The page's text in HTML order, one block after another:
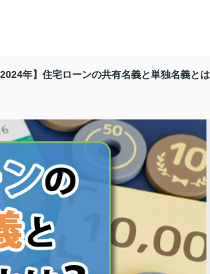
2024年】住宅ローンの共有名義と単独名義と